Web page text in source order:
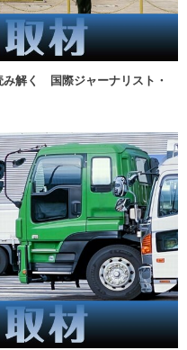
み解く 国際ジャーナリスト・